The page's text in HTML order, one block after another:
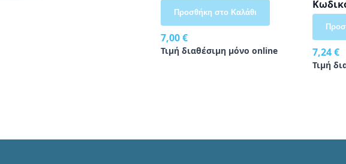
7,00 €
Τιμή διαθέσιμη μόνο online
Προσθήκη στο Καλάθι
7,24 €
Τιμή